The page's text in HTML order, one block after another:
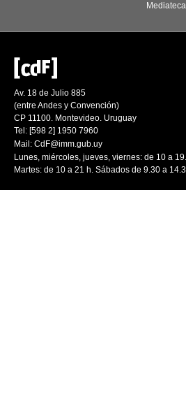
Mediateca
Av. 18 de Julio 885
(entre Andes y Convención)
CP 11100. Montevideo. Uruguay
Tel: [598 2] 1950 7960
Mail: CdF@imm.gub.uy
Lunes, miércoles, jueves, viernes: de 10 a
Martes: de 10 a 21 h. Sábados de 9.30 a